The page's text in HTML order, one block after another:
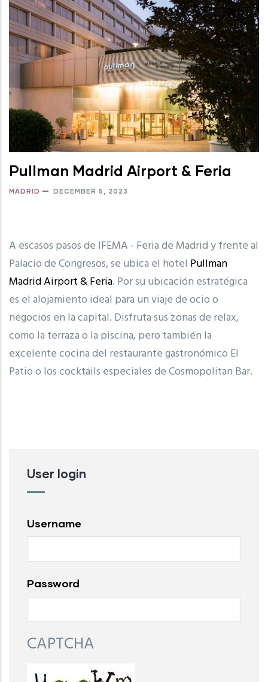
Pullman Madrid Airport & Feria
MADRID DECEMBER 5, 2023
A escasos pasos de IFEMA - Feria de Madrid y frente al
Palacio de Congresos, se ubica el hotel Pullman
Madrid Airport & Feria. Por su ubicación estratégica
es el alojamiento ideal para un viaje de ocio o
negocios en la capital. Disfruta sus zonas de relax,
como la terraza o la piscina, pero también la
excelente cocina del restaurante gastronómico El
Patio o los cocktails especiales de Cosmopolitan Bar.
User login
Username
Password
CAPTCHA